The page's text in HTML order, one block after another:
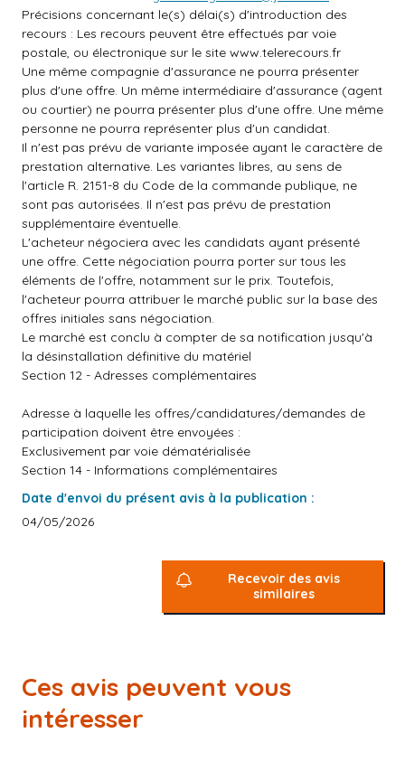
Précisions concernant le(s) délai(s) d'introduction des
recours : Les recours peuvent être effectués par voie
postale, ou électronique sur le site www.telerecours.fr
Une même compagnie d'assurance ne pourra présenter
plus d'une offre. Un même intermédiaire d'assurance (agent
ou courtier) ne pourra présenter plus d'une offre. Une même
personne ne pourra représenter plus d'un candidat.
Il n'est pas prévu de variante imposée ayant le caractère de
prestation alternative. Les variantes libres, au sens de
l'article R. 2151-8 du Code de la commande publique, ne
sont pas autorisées. Il n'est pas prévu de prestation
supplémentaire éventuelle.
L'acheteur négociera avec les candidats ayant présenté
une offre. Cette négociation pourra porter sur tous les
éléments de l'offre, notamment sur le prix. Toutefois,
l'acheteur pourra attribuer le marché public sur la base des
offres initiales sans négociation.
Le marché est conclu à compter de sa notification jusqu'à
la désinstallation définitive du matériel
Section 12 - Adresses complémentaires
Adresse à laquelle les offres/candidatures/demandes de
participation doivent être envoyées :
Exclusivement par voie dématérialisée
Section 14 - Informations complémentaires
Date d'envoi du présent avis à la publication :
04/05/2026
Recevoir des avis
similaires
Ces avis peuvent vous
intéresser